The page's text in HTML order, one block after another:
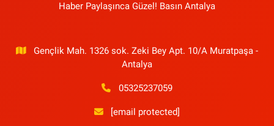
Haber Paylaşınca Güzel! Basın Antalya
Gençlik Mah. 1326 sok. Zeki Bey Apt. 10/A Muratpaşa -
Antalya
05325237059
[email protected]